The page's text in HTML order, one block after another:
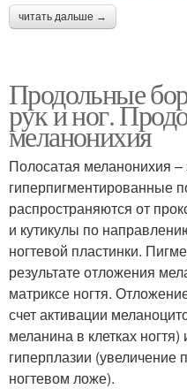
читать дальше →
Продольные
рук и ног.
меланонихия
Полосатая меланонихия
гиперпигментированные
распространяются от
и кутикулы по
ногтевой пластинки.
результате отложения
матриксе ногтя.
счет активации
меланина в клетках
гиперплазии (увеличение
ногтевом ложе).